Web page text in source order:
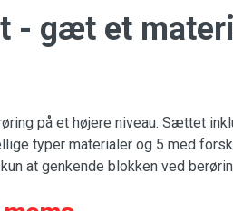
- gæt et
på et højere niveau. Sættet
typer materialer og 5 med
at genkende blokken ved